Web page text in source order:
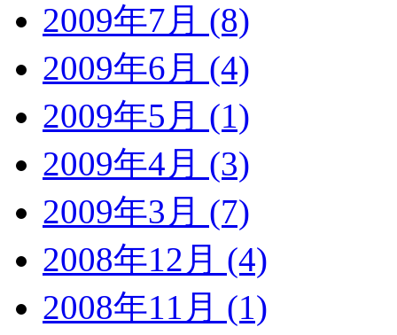
2009年7月 (8)
2009年6月 (4)
2009年5月 (1)
2009年4月 (3)
2009年3月 (7)
2008年12月 (4)
2008年11月 (1)